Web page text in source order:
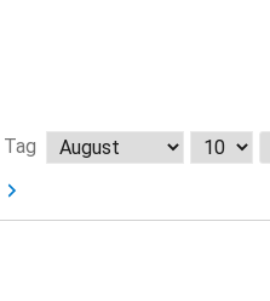
Tag
Monat
Tag
Jahr